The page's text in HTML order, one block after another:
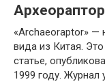
Археораптор
«Archaeoraptor» —
вида из Китая.
статье,
1999 году.